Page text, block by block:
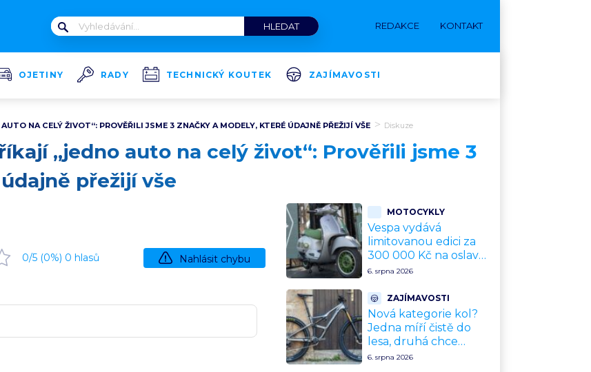
REDAKCE KONTAKT
OJETINY RADY TECHNICKÝ KOUTEK ZAJÍMAVOSTI
NA CELÝ ŽIVOT“: PROVĚŘILI JSME 3 ZNAČKY A MODELY, KTERÉ ÚDAJNĚ PŘEŽIJÍ VŠE Diskuze
„jedno auto na celý život“: Prověřili jsme 3
přežijí vše
0/5 (0%) 0 hlasů Nahlásit chybu
MOTOCYKLY
Vespa vydává
limitovanou edici za
300 000 Kč na oslavu
80 let. Jde o
místo jízdního
upgradu
6. srpna 2026
ZAJÍMAVOSTI
Nová kategorie kol?
Jedna míří čistě do
lesa, druhá chce
nahradit dnešní
6. srpna 2026